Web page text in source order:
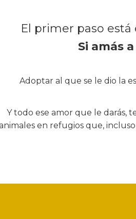
El primer paso
Si amás
Adoptar al que se le dio la
Y todo ese amor que le darás,
en refugios que,